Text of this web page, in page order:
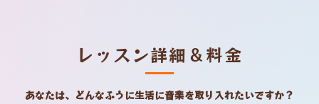
あなたは、どんなふうに生活に音楽を取り入れたいですか？
レッスン詳細＆料金